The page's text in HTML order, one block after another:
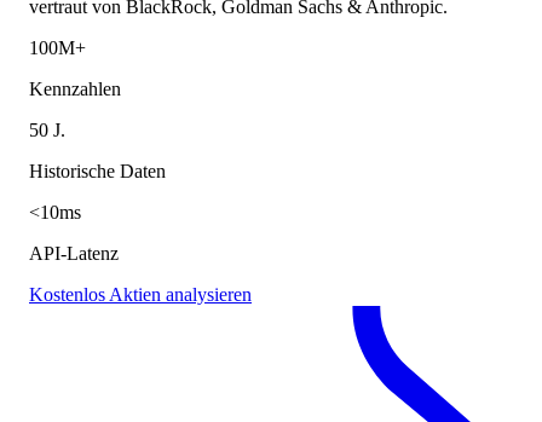
vertraut von BlackRock, Goldman Sachs & Anthropic.
100M+
Kennzahlen
50 J.
Historische Daten
<10ms
API-Latenz
Kostenlos Aktien analysieren